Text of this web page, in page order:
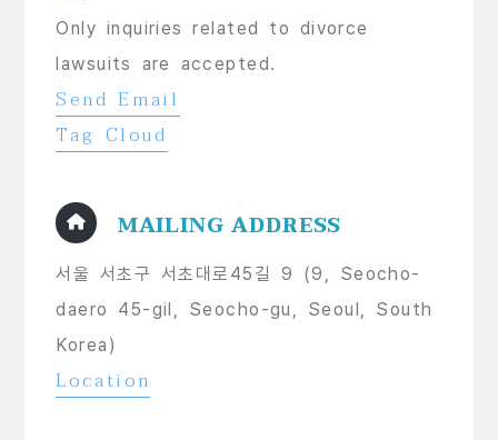
Only inquiries related to divorce
lawsuits are accepted.
Send Email
Tag Cloud
MAILING ADDRESS
서울 서초구 서초대로45길 9 (9, Seocho-
daero 45-gil, Seocho-gu, Seoul, South
Korea)
Location